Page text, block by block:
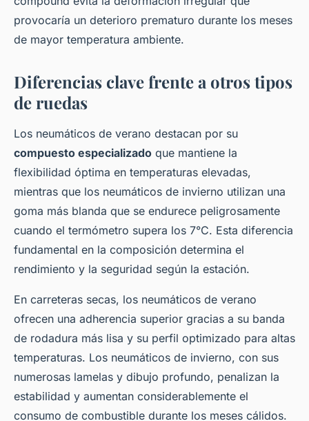
provocaría un deterioro prematuro durante los meses
de mayor temperatura ambiente.
Diferencias clave frente a otros tipos
de ruedas
Los neumáticos de verano destacan por su
compuesto especializado que mantiene la
flexibilidad óptima en temperaturas elevadas,
mientras que los neumáticos de invierno utilizan una
goma más blanda que se endurece peligrosamente
cuando el termómetro supera los 7°C. Esta diferencia
fundamental en la composición determina el
rendimiento y la seguridad según la estación.
En carreteras secas, los neumáticos de verano
ofrecen una adherencia superior gracias a su banda
de rodadura más lisa y su perfil optimizado para altas
temperaturas. Los neumáticos de invierno, con sus
numerosas lamelas y dibujo profundo, penalizan la
estabilidad y aumentan considerablemente el
consumo de combustible durante los meses cálidos.